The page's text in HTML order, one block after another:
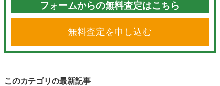
フォームからの無料査定はこちら
無料査定を申し込む
このカテゴリの最新記事